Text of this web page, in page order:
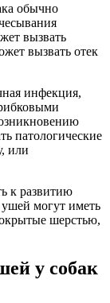
обычно
вызвать
вызвать отек
инфекция,
патологические
или
к развитию
могут иметь
шерстью,
у собак